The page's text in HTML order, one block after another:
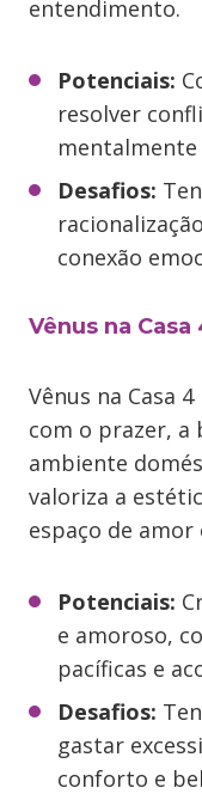
entendimento.
Potenciais:
resolver
Desafios:
conexão
Vênus na Casa
Vênus na Casa
com o prazer, a
ambiente
valoriza a
espaço de
Potenciais:
e amoroso,
pacíficas e
Desafios:
gastar
conforto e